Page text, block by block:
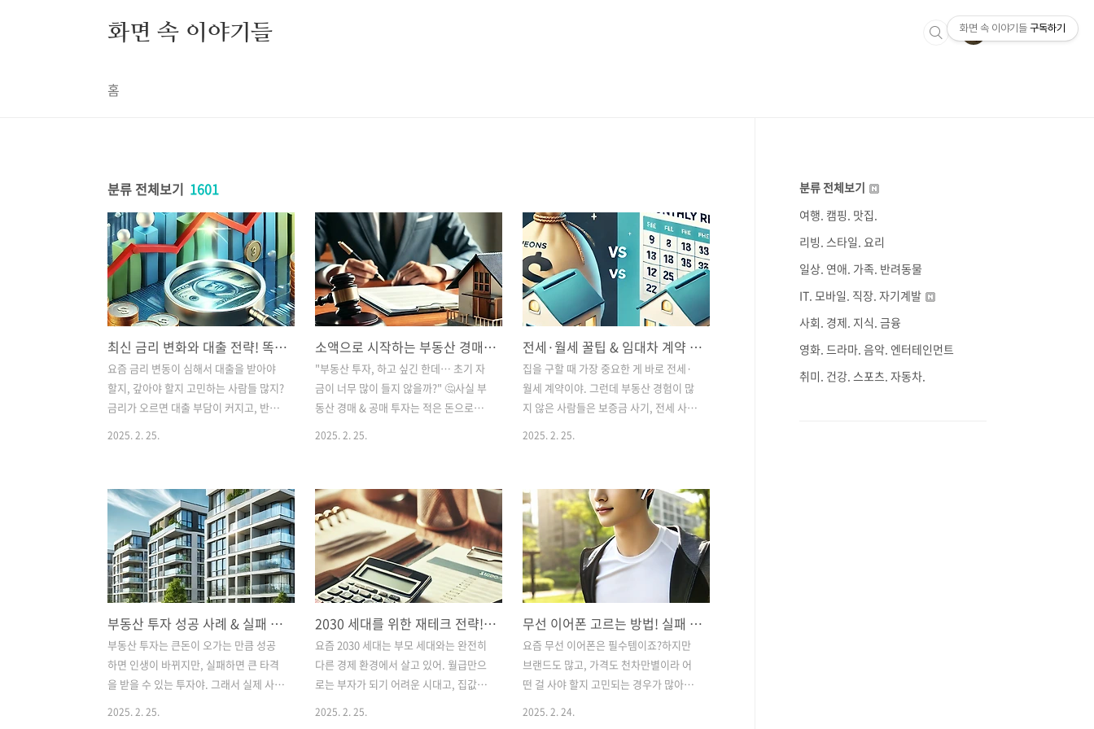
화면 속 이야기들
홈
분류 전체보기 1601
최신 금리 변화와 대출 전략! 똑똑하게 돈 빌리는 법
요즘 금리 변동이 심해서 대출을 받아야
할지, 갚아야 할지 고민하는 사람들 많지?
금리가 오르면 대출 부담이 커지고, 반대
에 맞는 대출 전략을 쉽게 설명해 볼게! 💡
📌 1. 최신 금리 변화, 지금 대출해도 괜찮
을까?대출을 고민할 때 가장 중요한 게 **
금리(이자율)**야.최근 몇 년간 금리는 급
등했다가 다시 조정되는 중이야.✅ 최근
금리 트렌드 정리✔ 기준금리 인상기
(2022~2023년) → 물가 상승 때문에 급
격히 금리 인상 📈✔ 현재(2024~2025년
전망) → 금리 인하 가능성이 점점 높아지
는 상황📍 2024년 금리 흐름은?한국은행
기준금리: 2023년 최고 3.50%까지 인
2025. 2. 25.
소액으로 시작하는 부동산 경매 & 공매 투자! 초보자를 위한 가이드
"부동산 투자, 하고 싶긴 한데… 초기 자
금이 너무 많이 들지 않을까?" 🤔사실 부
동산 경매 & 공매 투자는 적은 돈으로도
매 & 공매 투자 방법을 초보자 눈높이에
맞춰 쉽게 설명해 볼게! 🚀📌 1. 부동산 경
매 & 공매, 뭐가 다를까?경매와 공매는 모
두 싸게 부동산을 살 수 있는 방법이지만,
진행 방식이 달라.✅ 부동산 경매란?👉
법원이 주관하는 공적 매각 절차👉 집주
인이 대출을 갚지 못하거나 세금 체납으
로 인해 집이 경매로 넘어감👉 일반적으
로 시세보다 저렴하게 매입 가능✔ 경매
특징법원이 진행하며, 매각 허가 절차가
까다로움낙찰 후 잔금 납부까지 시간이
2025. 2. 25.
전세·월세 꿀팁 & 임대차 계약 가이드! 안전한 계약을 위한 필수 체크리스트
집을 구할 때 가장 중요한 게 바로 전세·
월세 계약이야. 그런데 부동산 경험이 많
지 않은 사람들은 보증금 사기, 전세 사기,
월세 계약할 때 반드시 알아야 할 꿀팁과
안전한 임대차 계약 방법을 자세히 알려
줄게. 🧐📌 1. 전세 vs 월세, 어떤 게 더 유
리할까?집을 구할 때 전세와 월세 중 어떤
게 더 좋은지 고민하는 경우가 많아. 각각
의 장단점을 먼저 살펴보자.✅ 전세란?보
증금을 한꺼번에 내고 월세 없이 사는 방
식이야. 계약 기간이 끝나면 보증금을 돌
려받을 수 있어.✔ 장점:월세 부담이 없어
서 고정 지출이 적음보증금을 돌려받으면
자산을 지킬 수 있음주거 안정성이 높음
2025. 2. 25.
부동산 투자 성공 사례 & 실패 사례! 실전에서 배우는 투자 전략
부동산 투자는 큰돈이 오가는 만큼 성공
하면 인생이 바뀌지만, 실패하면 큰 타격
을 받을 수 있는 투자야. 그래서 실제 사례
2025. 2. 25.
2030 세대를 위한 재테크 전략! 지금부터 제대로 시작하자
요즘 2030 세대는 부모 세대와는 완전히
다른 경제 환경에서 살고 있어. 월급만으
로는 부자가 되기 어려운 시대고, 집값은
2025. 2. 25.
무선 이어폰 고르는 방법! 실패 없는 선택 꿀팁
요즘 무선 이어폰은 필수템이죠?하지만
브랜드도 많고, 가격도 천차만별이라 어
떤 걸 사야 할지 고민되는 경우가 많아요!
2025. 2. 24.
분류 전체보기
여행. 캠핑. 맛집.
리빙. 스타일. 요리
일상. 연애. 가족. 반려동물
IT. 모바일. 직장. 자기계발
사회. 경제. 지식. 금융
영화. 드라마. 음악. 엔터테인먼트
취미. 건강. 스포츠. 자동차.
화면 속 이야기들 구독하기